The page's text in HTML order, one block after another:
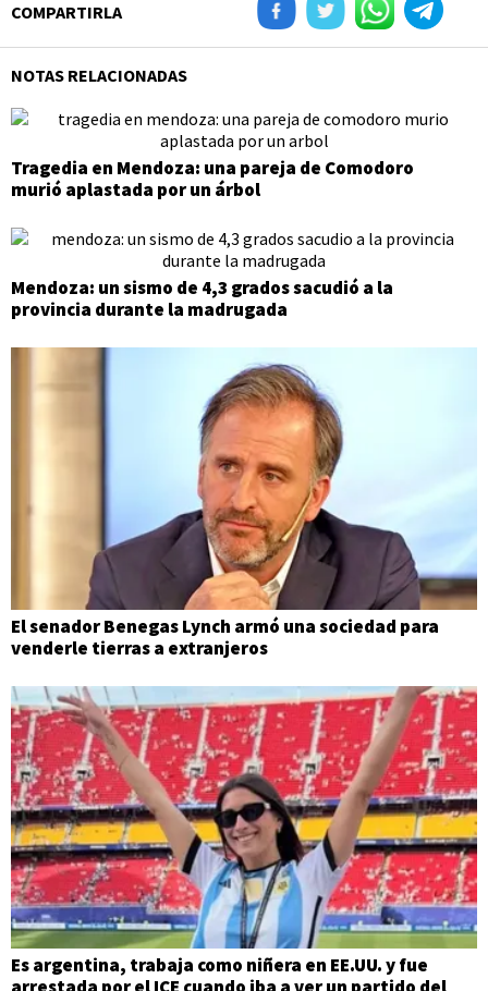
COMPARTIRLA
NOTAS RELACIONADAS
Tragedia en Mendoza: una pareja de Comodoro
murió aplastada por un árbol
Mendoza: un sismo de 4,3 grados sacudió a la
provincia durante la madrugada
El senador Benegas Lynch armó una sociedad para
venderle tierras a extranjeros
Es argentina, trabaja como niñera en EE.UU. y fue